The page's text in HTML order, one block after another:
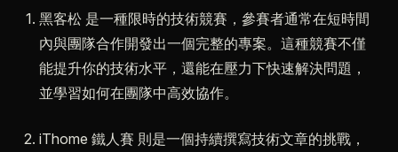
黑客松 是一種限時的技術競賽，參賽者通常在短時間
內與團隊合作開發出一個完整的專案。這種競賽不僅
能提升你的技術水平，還能在壓力下快速解決問題，
並學習如何在團隊中高效協作。
iThome 鐵人賽 則是一個持續撰寫技術文章的挑戰，